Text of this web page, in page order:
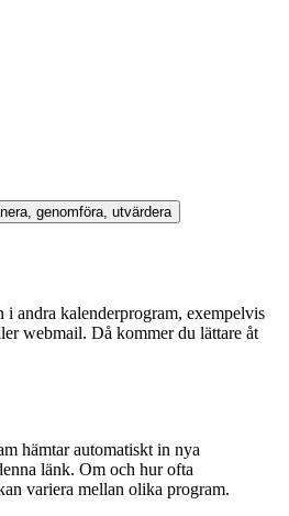
genomföra, utvärdera
i andra kalenderprogram, exempelvis
webmail. Då kommer du lättare åt
hämtar automatiskt in nya
länk. Om och hur ofta
variera mellan olika program.